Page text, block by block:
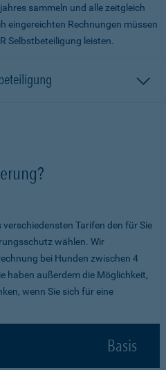
sammeln und alle zeitgleich
eingereichten Rechnungen müssen
Selbstbeteiligung leisten.
Tarifen den für Sie
wählen. Wir
bei Hunden zwischen 4
haben außerdem die Möglichkeit,
wenn Sie sich für eine
Basis